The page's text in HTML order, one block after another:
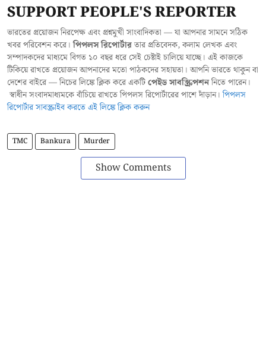
SUPPORT PEOPLE'S REPORTER
ভারতের প্রয়োজন নিরপেক্ষ এবং প্রশ্নমুখী সাংবাদিকতা — যা আপনার সামনে সঠিক
খবর পরিবেশন করে।পিপলস রিপোর্টারতার প্রতিবেদক, কলাম লেখক এবং
সম্পাদকদের মাধ্যমে বিগত ১০ বছর ধরে সেই চেষ্টাই চালিয়ে যাচ্ছে। এই কাজকে
টিকিয়ে রাখতে প্রয়োজন আপনাদের মতো পাঠকদের সহায়তা। আপনি ভারতে থাকুন বা
দেশের বাইরে — নিচের লিঙ্কে ক্লিক করে একটিপেইড সাবস্ক্রিপশননিতে পারেন।
স্বাধীন সংবাদমাধ্যমকে বাঁচিয়ে রাখতে পিপলস রিপোর্টারের পাশে দাঁড়ান।পিপলস
রিপোর্টার সাবস্ক্রাইব করতে এই লিঙ্কে ক্লিক করুন
TMC Bankura Murder
Show Comments